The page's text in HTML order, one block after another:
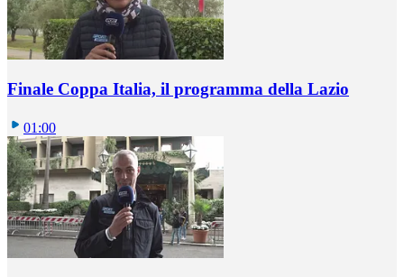
Finale Coppa Italia, il programma della Lazio
01:00